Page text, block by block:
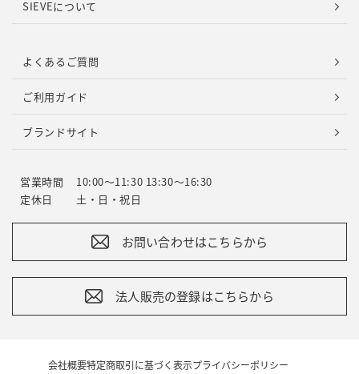
SIEVEについて
よくあるご質問
ご利用ガイド
ブランドサイト
営業時間
10:00～11:30 13:30～16:30
定休日
土・日・祝日
お問い合わせはこちらから
法人販売の登録はこちらから
会社概要特定商取引に基づく表示プライバシーポリシー